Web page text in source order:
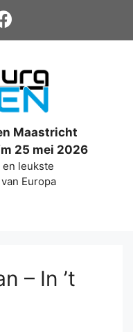
Maastricht
25 mei 2026
en leukste
Europa
– In ’t